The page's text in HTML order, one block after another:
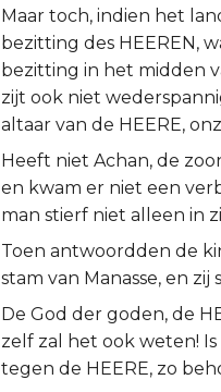
Maar toch, indien het
bezitting des HEEREN,
bezitting in het midden
zijt ook niet
altaar van de HEERE,
Heeft niet Achan, de
en kwam er niet een
man stierf niet alleen in
Toen antwoordden de
stam van Manasse, en
De God der goden, de
zelf zal het ook weten!
tegen de HEERE, zo